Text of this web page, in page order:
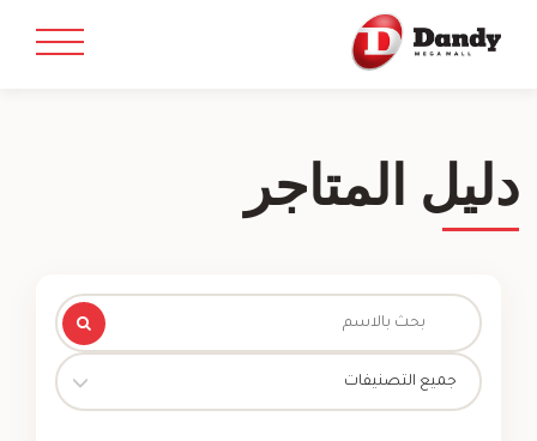
دليل المتاجر
جميع التصنيفات